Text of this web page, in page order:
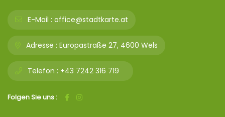
E-Mail : office@stadtkarte.at
Adresse : Europastraße 27, 4600 Wels
Telefon : +43 7242 316 719
Folgen Sie uns :